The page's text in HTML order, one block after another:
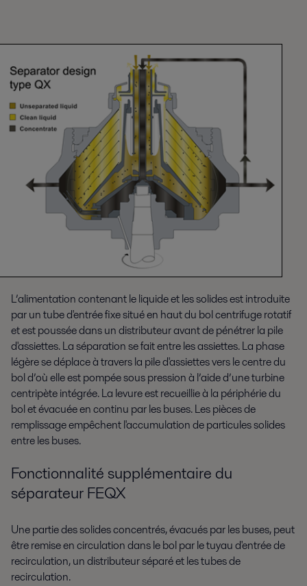
L’alimentation contenant le liquide et les solides est introduite
par un tube d'entrée fixe situé en haut du bol centrifuge rotatif
et est poussée dans un distributeur avant de pénétrer la pile
d'assiettes. La séparation se fait entre les assiettes. La phase
légère se déplace à travers la pile d'assiettes vers le centre du
bol d’où elle est pompée sous pression à l’aide d’une turbine
centripète intégrée. La levure est recueillie à la périphérie du
bol et évacuée en continu par les buses. Les pièces de
remplissage empêchent l'accumulation de particules solides
entre les buses.
Fonctionnalité supplémentaire du
séparateur FEQX
Une partie des solides concentrés, évacués par les buses, peut
être remise en circulation dans le bol par le tuyau d'entrée de
recirculation, un distributeur séparé et les tubes de
recirculation.